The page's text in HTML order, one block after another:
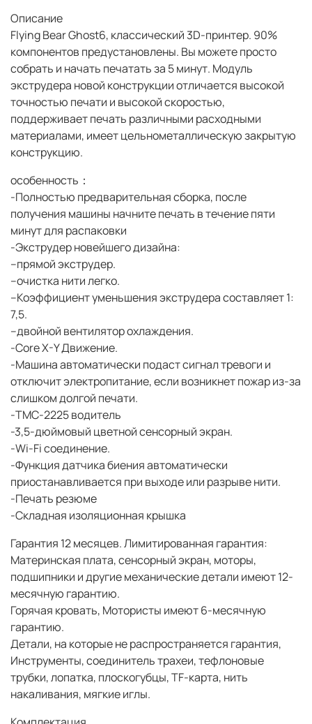
Описание
Flying Bear Ghost6, классический 3D-принтер. 90%
компонентов предустановлены. Вы можете просто
собрать и начать печатать за 5 минут. Модуль
экструдера новой конструкции отличается высокой
точностью печати и высокой скоростью,
поддерживает печать различными расходными
материалами, имеет цельнометаллическую закрытую
конструкцию.
особенность：
-Полностью предварительная сборка, после
получения машины начните печать в течение пяти
минут для распаковки
-Экструдер новейшего дизайна:
--прямой экструдер.
--очистка нити легко.
--Коэффициент уменьшения экструдера составляет 1:
7,5.
--двойной вентилятор охлаждения.
-Core X-Y Движение.
-Машина автоматически подаст сигнал тревоги и
отключит электропитание, если возникнет пожар из-за
слишком долгой печати.
-TMC-2225 водитель
-3,5-дюймовый цветной сенсорный экран.
-Wi-Fi соединение.
-Функция датчика биения автоматически
приостанавливается при выходе или разрыве нити.
-Печать резюме
-Складная изоляционная крышка
Гарантия 12 месяцев. Лимитированная гарантия:
Материнская плата, сенсорный экран, моторы,
подшипники и другие механические детали имеют 12-
месячную гарантию.
Горячая кровать, Мотористы имеют 6-месячную
гарантию.
Детали, на которые не распространяется гарантия,
Инструменты, соединитель трахеи, тефлоновые
трубки, лопатка, плоскогубцы, TF-карта, нить
накаливания, мягкие иглы.